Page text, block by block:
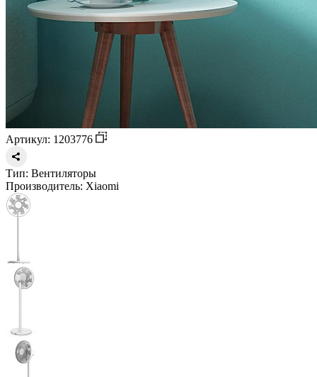
Артикул: 1203776
Тип: Вентиляторы
Производитель: Xiaomi